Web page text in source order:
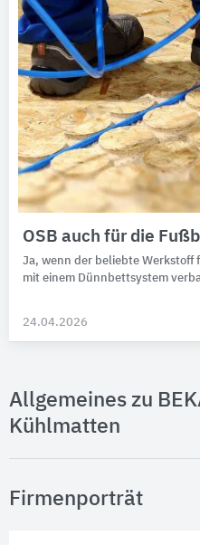
OSB auch für die
Ja, wenn der beliebte Werkstoff
mit einem Dünnbettsystem
24.04.2026
Allgemeines zu
Kühlmatten
Firmenporträt